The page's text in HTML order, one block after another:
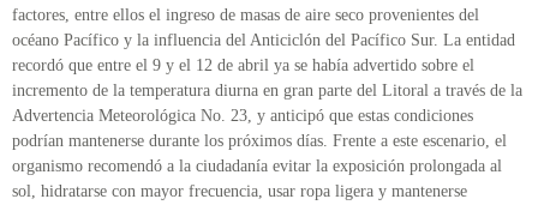
factores, entre ellos el ingreso de masas de aire seco provenientes del
océano Pacífico y la influencia del Anticiclón del Pacífico Sur. La entidad
recordó que entre el 9 y el 12 de abril ya se había advertido sobre el
incremento de la temperatura diurna en gran parte del Litoral a través de la
Advertencia Meteorológica No. 23, y anticipó que estas condiciones
podrían mantenerse durante los próximos días. Frente a este escenario, el
organismo recomendó a la ciudadanía evitar la exposición prolongada al
sol, hidratarse con mayor frecuencia, usar ropa ligera y mantenerse